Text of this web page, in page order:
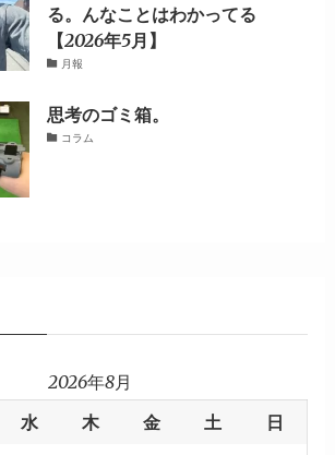
る。んなことはわかってる
【2026年5月】
月報
思考のゴミ箱。
コラム
2026年8月
水 木 金 土 日